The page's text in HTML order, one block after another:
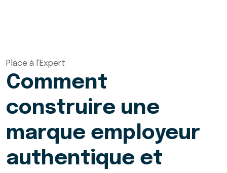
Place à l'Expert
Comment
construire une
marque employeur
authentique et